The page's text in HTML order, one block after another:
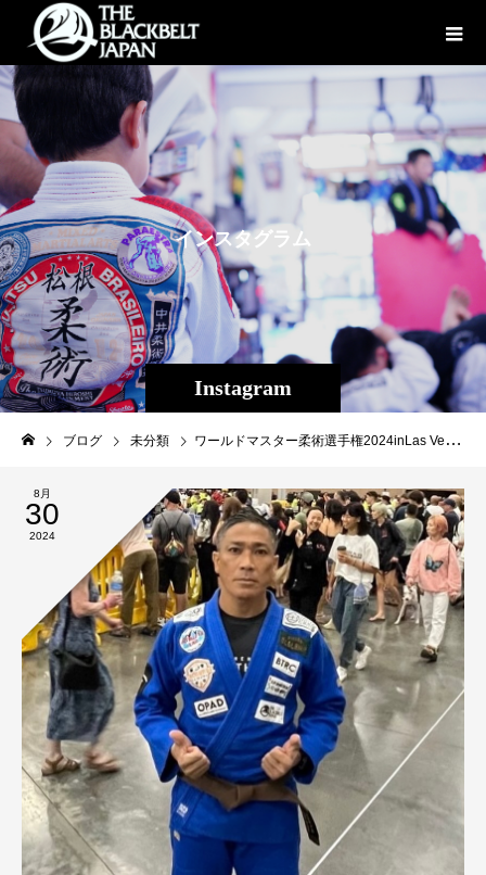
Instagram
インスタグラ ム
ブログ 未分類 ワールドマスター柔術選手権2024inLas Vegas鉄人・玉城貴之さん（THE BLACKBEL JAPAN）の結果は1回戦:3-0 パスガード1-0 アドバン勝利2回戦:0-0 アドバン0-1で敗退の結果でした！しかしながら初の世界の舞台、手応え十分の様子です！#玉城貴之#THEBLACKBELTJAPAN #TBJ #柔術 #jiujitsu
8月
30
2024